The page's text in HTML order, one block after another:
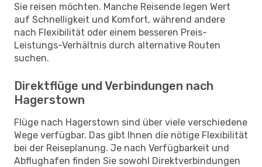
Sie reisen möchten. Manche Reisende legen Wert
auf Schnelligkeit und Komfort, während andere
nach Flexibilität oder einem besseren Preis-
Leistungs-Verhältnis durch alternative Routen
suchen.
Direktflüge und Verbindungen nach
Hagerstown
Flüge nach Hagerstown sind über viele verschiedene
Wege verfügbar. Das gibt Ihnen die nötige Flexibilität
bei der Reiseplanung. Je nach Verfügbarkeit und
Abflughafen finden Sie sowohl Direktverbindungen